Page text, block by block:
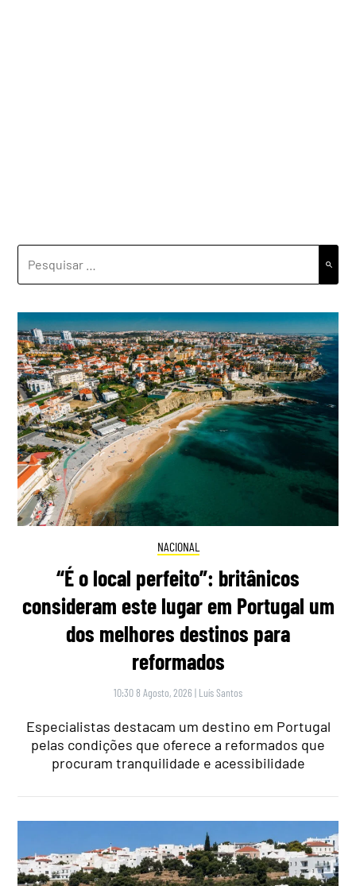
NACIONAL
“É o local perfeito”: britânicos
consideram este lugar em Portugal um
dos melhores destinos para
reformados
10:30 8 Agosto, 2026 | Luís Santos
Especialistas destacam um destino em Portugal
pelas condições que oferece a reformados que
procuram tranquilidade e acessibilidade